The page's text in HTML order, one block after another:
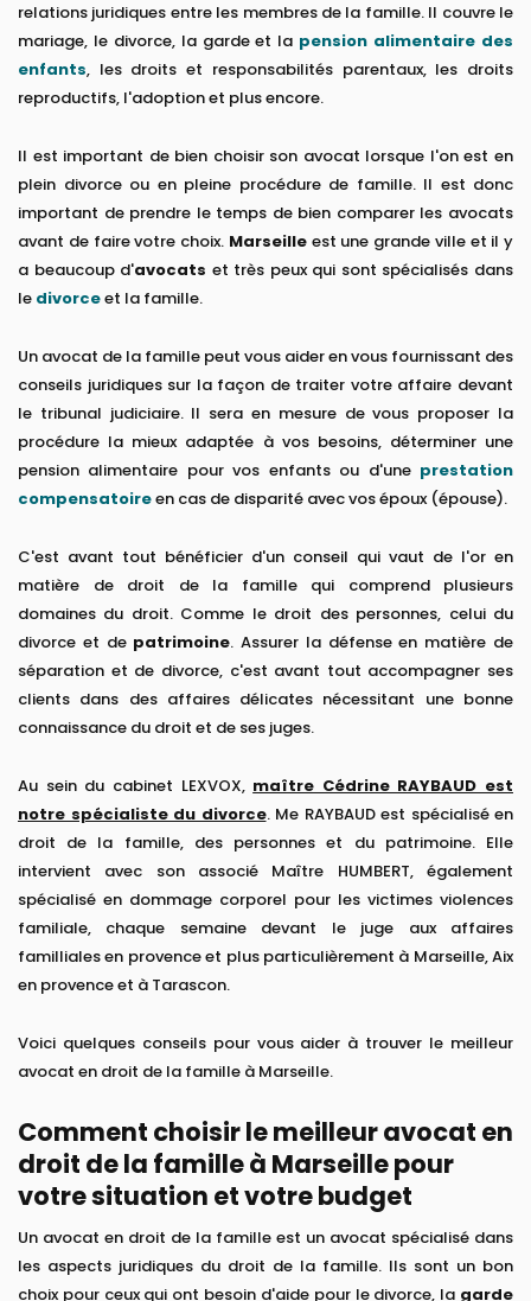
relations juridiques entre les membres de la famille. Il couvre le
mariage, le divorce, la garde et la pension alimentaire des
enfants, les droits et responsabilités parentaux, les droits
reproductifs, l'adoption et plus encore.
Il est important de bien choisir son avocat lorsque l'on est en
plein divorce ou en pleine procédure de famille. Il est donc
important de prendre le temps de bien comparer les avocats
avant de faire votre choix. Marseilleest une grande ville et il y
a beaucoup d'avocats et très peux qui sont spécialisés dans
le divorceet la famille.
Un avocat de la famille peut vous aider en vous fournissant des
conseils juridiques sur la façon de traiter votre affaire devant
le tribunal judiciaire. Il sera en mesure de vous proposer la
procédure la mieux adaptée à vos besoins, déterminer une
pension alimentaire pour vos enfants ou d'une prestation
compensatoireen cas de disparité avec vos époux (épouse).
C'est avant tout bénéficier d'un conseil qui vaut de l'or en
matière de droit de la famille qui comprend plusieurs
domaines du droit. Comme le droit des personnes, celui du
divorce et de patrimoine. Assurer la défense en matière de
séparation et de divorce, c'est avant tout accompagner ses
clients dans des affaires délicates nécessitant une bonne
connaissance du droit et de ses juges.
Au sein du cabinet LEXVOX, maître Cédrine RAYBAUD est
notre spécialiste du divorce. Me RAYBAUD est spécialisé en
droit de la famille, des personnes et du patrimoine. Elle
intervient avec son associé Maître HUMBERT, également
spécialisé en dommage corporel pour les victimes violences
familiale, chaque semaine devant le juge aux affaires
familliales en provence et plus particulièrement à Marseille, Aix
en provence et à Tarascon.
Voici quelques conseils pour vous aider à trouver le meilleur
avocat en droit de la famille à Marseille.
Comment choisir le meilleur avocat en
droit de la famille à Marseille pour
votre situation et votre budget
Un avocat en droit de la famille est un avocat spécialisé dans
les aspects juridiques du droit de la famille. Ils sont un bon
choix pour ceux qui ont besoin d'aide pour le divorce, la garde